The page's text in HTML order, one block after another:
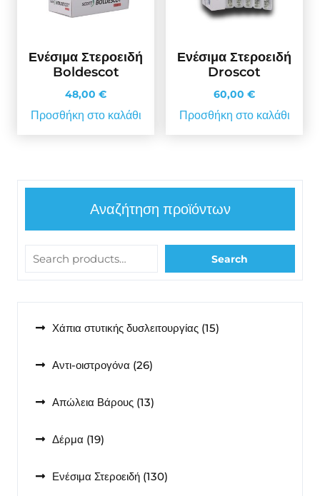
Ενέσιμα Στεροειδή
Boldescot
48,00 €
Προσθήκη στο καλάθι
Ενέσιμα Στεροειδή
Droscot
60,00 €
Προσθήκη στο καλάθι
Αναζήτηση προϊόντων
Search
Χάπια στυτικής δυσλειτουργίας 1515
Αντι-οιστρογόνα 2626
Απώλεια Βάρους 1313
Δέρμα 1919
Ενέσιμα Στεροειδή 130130